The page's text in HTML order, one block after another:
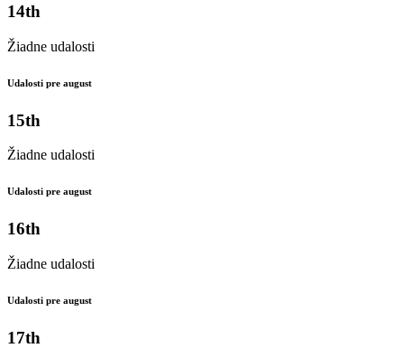
14th
Žiadne udalosti
Udalosti pre august
15th
Žiadne udalosti
Udalosti pre august
16th
Žiadne udalosti
Udalosti pre august
17th